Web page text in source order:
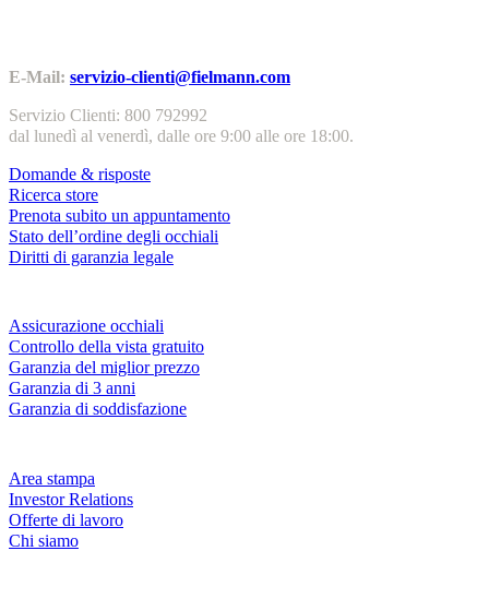
E-Mail: servizio-clienti@fielmann.com
Servizio Clienti: 800 792992
dal lunedì al venerdì, dalle ore 9:00 alle ore 18:00.
Domande & risposte
Ricerca store
Prenota subito un appuntamento
Stato dell’ordine degli occhiali
Diritti di garanzia legale
Assicurazione occhiali
Controllo della vista gratuito
Garanzia del miglior prezzo
Garanzia di 3 anni
Garanzia di soddisfazione
Area stampa
Investor Relations
Offerte di lavoro
Chi siamo